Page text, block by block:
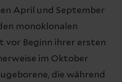
April und September
monoklonalen
Beginn ihrer ersten
im Oktober
die während